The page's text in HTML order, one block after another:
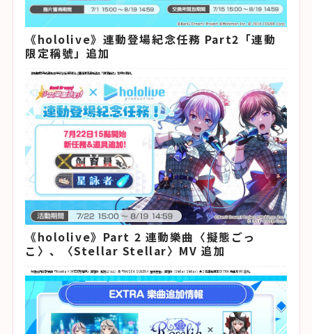
《hololive》連動登場紀念任務 Part2「連動
限定稱號」追加
活動期間完成連動登場紀念任務就可以獲得限定連動道具「限定稱號」等特別報酬。
《hololive》Part 2 連動樂曲〈擬態ごっ
こ〉、〈Stellar Stellar〉MV 追加
在遊戲內可享受由「Roselia× 沙花叉克蘿伊」演唱的〈擬態ごっこ〉及「RAISE A SUILEN× 星街彗星」演唱的〈Stellar Stellar〉共 2 首連動限定 EXTRA 樂曲及 MV 追加。